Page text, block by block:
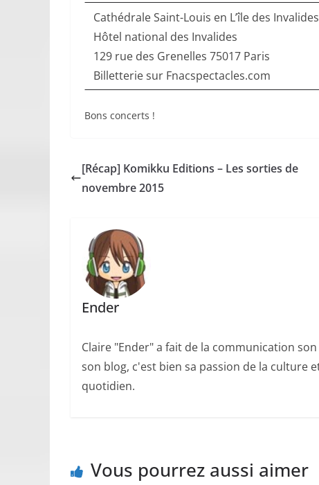
Cathédrale Saint-Louis en L’île des Invalides
Hôtel national des Invalides
129 rue des Grenelles 75017 Paris
Billetterie sur Fnacspectacles.com
Bons concerts !
[Récap] Komikku Editions – Les sorties de
novembre 2015
Ender
Claire "Ender" a fait de la communication
son blog, c'est bien sa passion de la culture
quotidien.
Vous pourrez aussi aimer